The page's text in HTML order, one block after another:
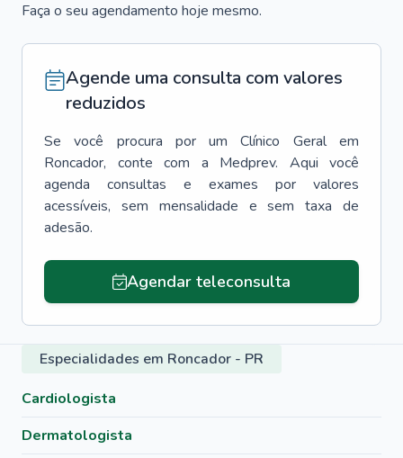
Faça o seu agendamento hoje mesmo.
Agende uma consulta com valores
reduzidos
Se você procura por um Clínico Geral
em
Roncador, conte com a Medprev. Aqui você
agenda consultas e exames por valores
acessíveis, sem mensalidade e sem taxa de
adesão.
Agendar teleconsulta
Especialidades em Roncador - PR
Cardiologista
Dermatologista